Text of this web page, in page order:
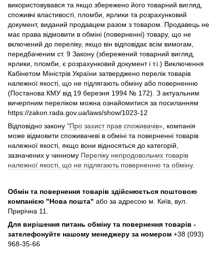
використовувався та якщо збережено його товарний вигляд,
споживчі властивості, пломби, ярлики та розрахунковий
документ, виданий продавцем разом з товаром. Продавець не
має права відмовити в обміні (поверненні) товару, що не
включений до переліку, якщо він відповідає всім вимогам,
передбаченим ст. 9 Закону (збережений товарний вигляд,
ярлики, пломби, є розрахунковий документ і т.і.) Виключення
Кабінетом Міністрів України затверджено перелік товарів
належної якості, що не підлягають обміну або поверненню
(Постанова КМУ від 19 березня 1994 № 172). З актуальним
вичерпним переліком можна ознайомитися за посиланням
https://zakon.rada.gov.ua/laws/show/1023-12
Відповідно закону "Про захист прав споживачів» , компанія
може відмовити споживачеві в обміні та поверненні товарів
належної якості, якщо вони відносяться до категорій,
зазначених у чинному Переліку непродовольчих товарів
належної якості, що не підлягають поверненню та обміну.
Обмін та повернення товарів здійснюється поштовою
компанією "Нова пошта" або за адресою м. Київ, вул.
Прирічна 11.
Для вирішення питань обміну та повернення товарів -
зателефонуйте нашому менеджеру за номером +38 (093)
968-35-66